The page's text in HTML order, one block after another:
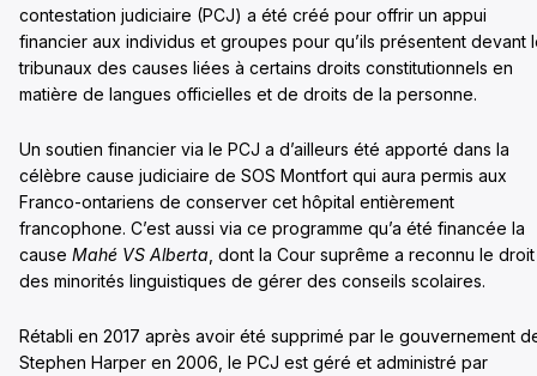
contestation judiciaire (PCJ) a été créé pour offrir un appui
financier aux individus et groupes pour qu’ils présentent devant
tribunaux des causes liées à certains droits constitutionnels en
matière de langues officielles et de droits de la personne.
Un soutien financier via le PCJ a d’ailleurs été apporté dans la
célèbre cause judiciaire de SOS Montfort qui aura permis aux
Franco-ontariens de conserver cet hôpital entièrement
francophone. C’est aussi via ce programme qu’a été financée la
cause Mahé VS Alberta , dont la Cour suprême a reconnu le droit
des minorités linguistiques de gérer des conseils scolaires.
Rétabli en 2017 après avoir été supprimé par le gouvernement
Stephen Harper en 2006, le PCJ est géré et administré par